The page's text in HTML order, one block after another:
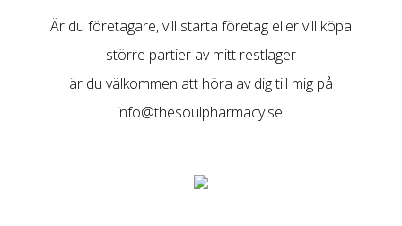
Är du företagare, vill starta företag eller vill köpa
större partier av mitt restlager
är du välkommen att höra av dig till mig på
info@thesoulpharmacy.se.